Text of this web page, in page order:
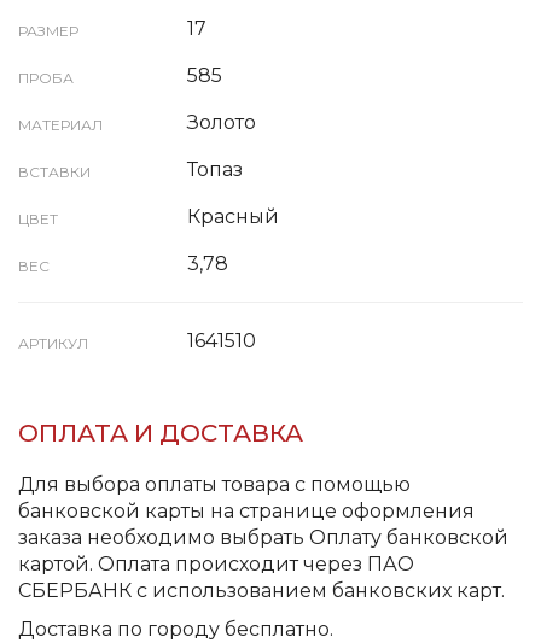
РАЗМЕР 17
ПРОБА 585
МАТЕРИАЛ Золото
ВСТАВКИ Топаз
ЦВЕТ Красный
ВЕС 3,78
АРТИКУЛ 1641510
ОПЛАТА И ДОСТАВКА
Для выбора оплаты товара с помощью
банковской карты на странице оформления
заказа необходимо выбрать Оплату банковской
картой. Оплата происходит через ПАО
СБЕРБАНК с использованием банковских карт.
Доставка по городу бесплатно.